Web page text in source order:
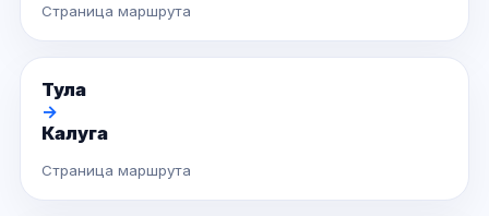
Страница маршрута
Тула
→
Калуга
Страница маршрута